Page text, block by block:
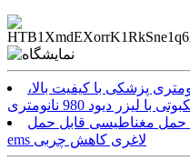
لیزر دیود 980 نانومتری پزشکی با کیفیت بالا،
دیود 980 نانومتری
حمل مغناطیسی قابل حمل
ems لاغری کاهش چربی